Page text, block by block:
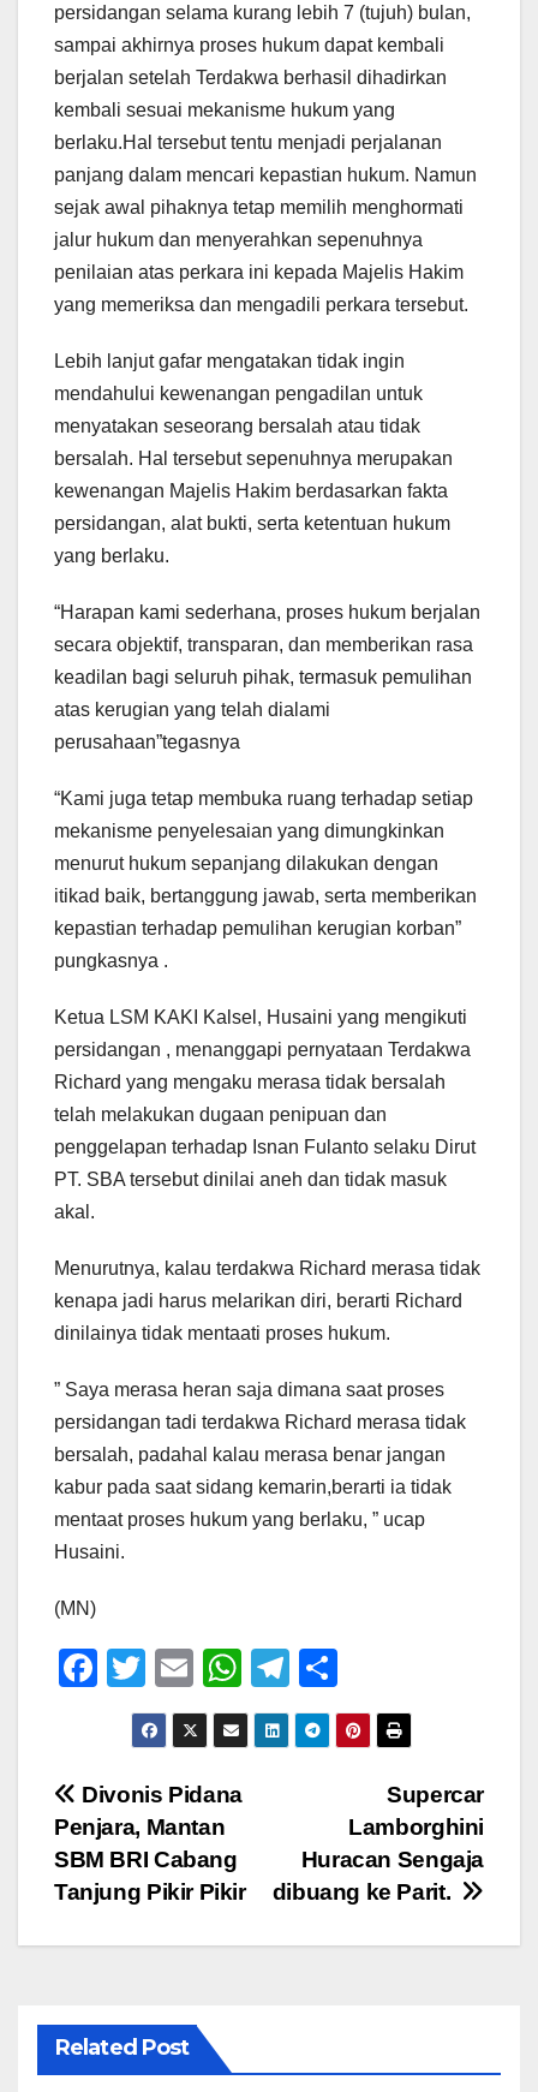
persidangan selama kurang lebih 7 (tujuh) bulan,
sampai akhirnya proses hukum dapat kembali
berjalan setelah Terdakwa berhasil dihadirkan
kembali sesuai mekanisme hukum yang
berlaku.Hal tersebut tentu menjadi perjalanan
panjang dalam mencari kepastian hukum. Namun
sejak awal pihaknya tetap memilih menghormati
jalur hukum dan menyerahkan sepenuhnya
penilaian atas perkara ini kepada Majelis Hakim
yang memeriksa dan mengadili perkara tersebut.
Lebih lanjut gafar mengatakan tidak ingin
mendahului kewenangan pengadilan untuk
menyatakan seseorang bersalah atau tidak
bersalah. Hal tersebut sepenuhnya merupakan
kewenangan Majelis Hakim berdasarkan fakta
persidangan, alat bukti, serta ketentuan hukum
yang berlaku.
“Harapan kami sederhana, proses hukum berjalan
secara objektif, transparan, dan memberikan rasa
keadilan bagi seluruh pihak, termasuk pemulihan
atas kerugian yang telah dialami
perusahaan”tegasnya
“Kami juga tetap membuka ruang terhadap setiap
mekanisme penyelesaian yang dimungkinkan
menurut hukum sepanjang dilakukan dengan
itikad baik, bertanggung jawab, serta memberikan
kepastian terhadap pemulihan kerugian korban”
pungkasnya .
Ketua LSM KAKI Kalsel, Husaini yang mengikuti
persidangan , menanggapi pernyataan Terdakwa
Richard yang mengaku merasa tidak bersalah
telah melakukan dugaan penipuan dan
penggelapan terhadap Isnan Fulanto selaku Dirut
PT. SBA tersebut dinilai aneh dan tidak masuk
akal.
Menurutnya, kalau terdakwa Richard merasa tidak
kenapa jadi harus melarikan diri, berarti Richard
dinilainya tidak mentaati proses hukum.
” Saya merasa heran saja dimana saat proses
persidangan tadi terdakwa Richard merasa tidak
bersalah, padahal kalau merasa benar jangan
kabur pada saat sidang kemarin,berarti ia tidak
mentaat proses hukum yang berlaku, ” ucap
Husaini.
(MN)
F
e
b
o
o
k
T
wi
tt
er
E
m
ail
W
h
at
p
T
el
e
m
h
ar
Navigasi
pos
Supercar
Lamborghini
Huracan Sengaja
dibuang ke Parit.
Divonis Pidana
Penjara, Mantan
SBM BRI Cabang
Tanjung Pikir Pikir
Related Post